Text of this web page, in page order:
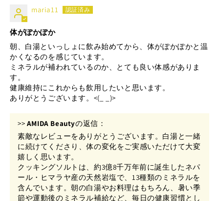
maria11
体がぽかぽか
朝、白湯といっしょに飲み始めてから、体がぽかぽかと温
かくなるのを感じています。
ミネラルが補われているのか、とても良い体感がありま
す。
健康維持にこれからも飲用したいと思います。
ありがとうございます。<(_ _)>
>> AMIDA Beautyの返信：
素敵なレビューをありがとうございます。白湯と一緒
に続けてくださり、体の変化をご実感いただけて大変
嬉しく思います。
クッキングソルトは、約3億8千万年前に誕生したネパ
ール・ヒマラヤ産の天然岩塩で、13種類のミネラルを
含んでいます。朝の白湯やお料理はもちろん、暑い季
節や運動後のミネラル補給など、毎日の健康習慣とし